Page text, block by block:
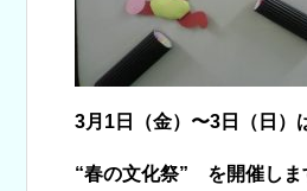
3月1日（金）〜3日（日）
“春の文化祭” を開催しま